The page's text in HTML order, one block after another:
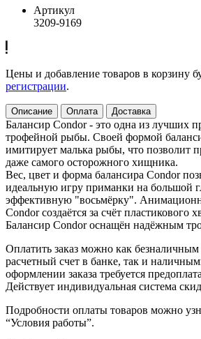
Артикул
3209-9169
Цены и добавление товаров в корзину
регистрации.
Описание Оплата Доставка
Балансир Condor - это одна из лучших
трофейной рыбы. Своей формой
имитирует малька рыбы, что позволит
даже самого осторожного хищника.
Вес, цвет и форма балансира Condor
идеальную игру приманки на большой
эффективную "восьмёрку".
Condor создаётся за счёт пластикового
Балансир Condor оснащён надёжным
Оплатить заказ можно как
расчетный счет в банке, так и
оформлении заказа требуется
Действует индивидуальная система
Подробности оплаты товаров можно
“Условия работы”.